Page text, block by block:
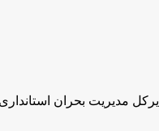
مدیریت بحران